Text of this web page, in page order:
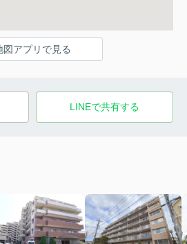
図アプリで見る
LINEで共有する